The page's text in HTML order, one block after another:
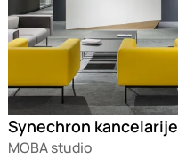
Synechron kancelarije
MOBA studio